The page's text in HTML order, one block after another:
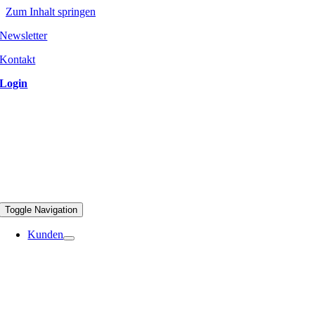
Zum Inhalt springen
Newsletter
Kontakt
Login
Toggle Navigation
Kunden